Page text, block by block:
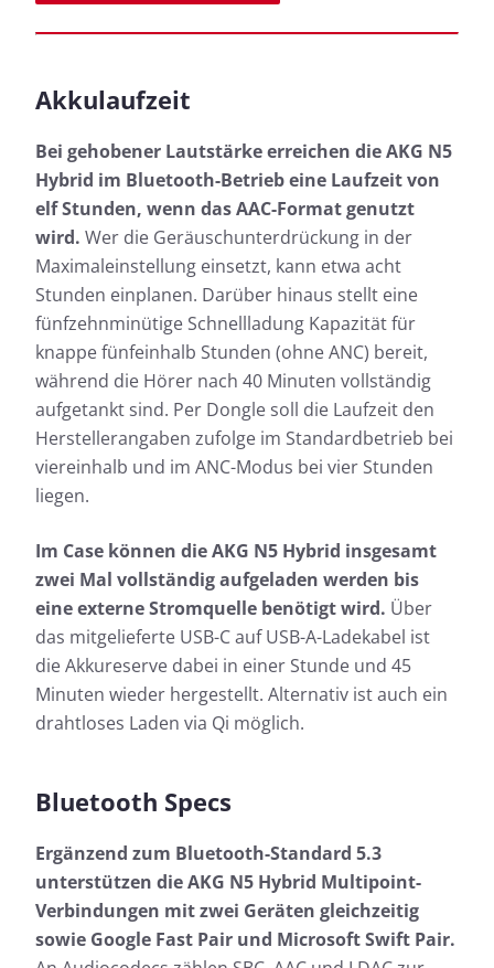
Akkulaufzeit
Bei gehobener Lautstärke erreichen die AKG N5
Hybrid im Bluetooth-Betrieb eine Laufzeit von
elf Stunden, wenn das AAC-Format genutzt
wird. Wer die Geräuschunterdrückung in der
Maximaleinstellung einsetzt, kann etwa acht
Stunden einplanen. Darüber hinaus stellt eine
fünfzehnminütige Schnellladung Kapazität für
knappe fünfeinhalb Stunden (ohne ANC) bereit,
während die Hörer nach 40 Minuten vollständig
aufgetankt sind. Per Dongle soll die Laufzeit den
Herstellerangaben zufolge im Standardbetrieb bei
viereinhalb und im ANC-Modus bei vier Stunden
liegen.
Im Case können die AKG N5 Hybrid insgesamt
zwei Mal vollständig aufgeladen werden bis
eine externe Stromquelle benötigt wird. Über
das mitgelieferte USB-C auf USB-A-Ladekabel ist
die Akkureserve dabei in einer Stunde und 45
Minuten wieder hergestellt. Alternativ ist auch ein
drahtloses Laden via Qi möglich.
Bluetooth Specs
Ergänzend zum Bluetooth-Standard 5.3
unterstützen die AKG N5 Hybrid Multipoint-
Verbindungen mit zwei Geräten gleichzeitig
sowie Google Fast Pair und Microsoft Swift Pair.